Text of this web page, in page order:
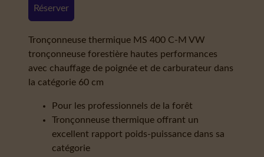
Réserver
Tronçonneuse thermique MS 400 C-M VW
tronçonneuse forestière hautes performances
avec chauffage de poignée et de carburateur dans
la catégorie 60 cm
Pour les professionnels de la forêt
Tronçonneuse thermique offrant un
excellent rapport poids-puissance dans sa
catégorie